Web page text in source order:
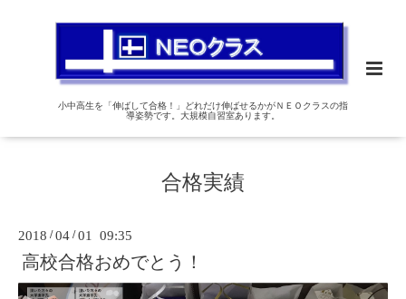
小中高生を「伸ばして合格！」どれだけ伸ばせるかがＮＥＯクラスの指
導姿勢です。大規模自習室あります。
合格実績
2018 /04 /01 09:35
高校合格おめでとう！